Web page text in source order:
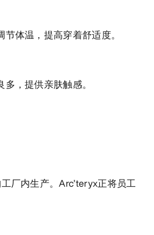
体温，提高穿着舒适度。
，提供亲肤触感。
厂内生产。Arc’teryx正将员工